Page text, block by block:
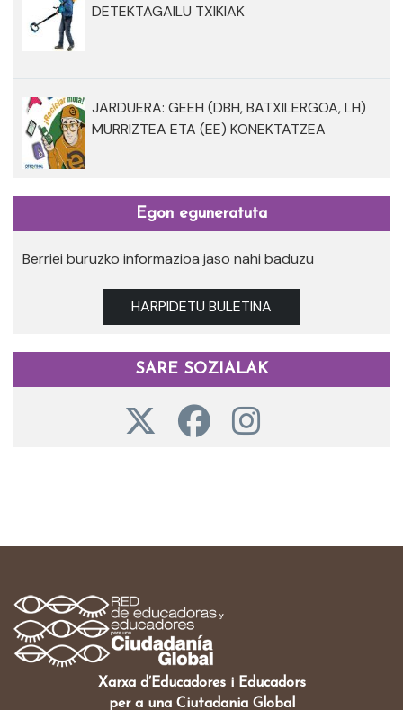
DETEKTAGAILU TXIKIAK
JARDUERA: GEEH (DBH, BATXILERGOA, LH)
MURRIZTEA ETA (EE) KONEKTATZEA
Egon eguneratuta
Berriei buruzko informazioa jaso nahi baduzu
HARPIDETU BULETINA
SARE SOZIALAK
Xarxa d’Educadores i Educadors
per a una Ciutadania Global